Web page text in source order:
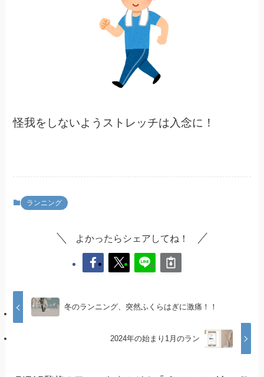
怪我をしないようストレッチは入念に！
ランニング
よかったらシェアしてね！
冬のランニング、突然ふくらはぎに激痛！！
2024年の始まり1月のラン